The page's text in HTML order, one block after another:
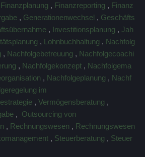
Finanzplanung , Finanzreporting , Finanz
, Generationenwechsel , Geschäfts
, Investitionsplanung ,Jah
, Lohnbuchhaltung , Nachfolg
, Nachfolgebetreuung , Nachfolgecoachi
, Nachfolgekonzept , Nachfolgema
, Nachfolgeplanung , Nachf
im
,Vermögensberatung ,
, Outsourcing von
, Rechnungswesen , Rechnungswesen
, Steuerberatung , Steuer